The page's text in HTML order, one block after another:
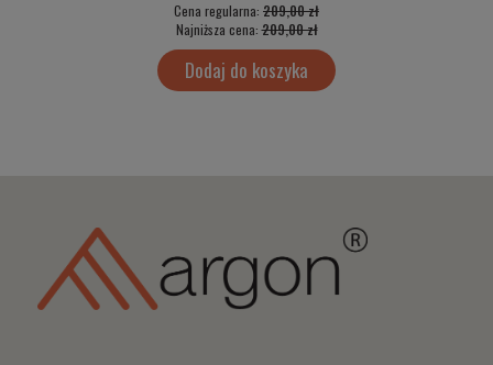
Cena regularna: 209,00 zł
Najniższa cena:209,00 zł
Dodaj do koszyka